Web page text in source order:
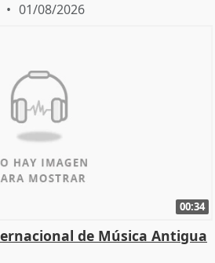
01/08/2026
00:34
de Música Antigua